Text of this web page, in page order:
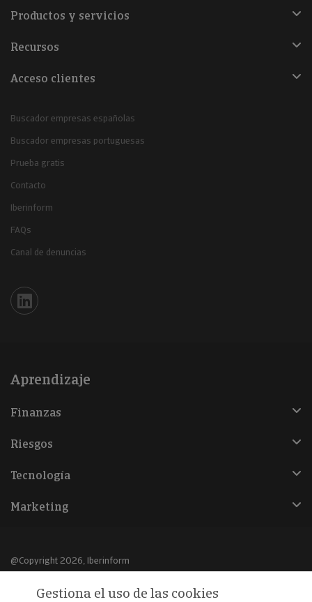
Productos y servicios
Recursos
Acceso clientes
Buscador empresas españolas
Buscador empresas portuguesas
Prueba gratis
Contacto
Iberinform
FAQs
Canal de denuncias
Iberinform en Linkedin
Aprendizaje
Finanzas
Riesgos
Tecnología
Marketing
@Copyright 2026, Iberinform
Aviso legalGestiona el uso de las cookies